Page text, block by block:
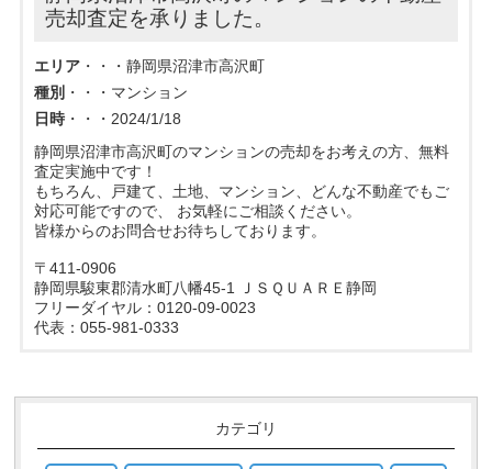
売却査定を承りました。
エリア・・・静岡県沼津市高沢町
種別・・・マンション
日時・・・2024/1/18
静岡県沼津市高沢町のマンションの売却をお考えの方、無料
査定実施中です！
もちろん、戸建て、土地、マンション、どんな不動産でもご
対応可能ですので、 お気軽にご相談ください。
皆様からのお問合せお待ちしております。
〒411-0906
静岡県駿東郡清水町八幡45-1 ＪＳＱＵＡＲＥ静岡
フリーダイヤル：0120-09-0023
代表：055-981-0333
カテゴリ